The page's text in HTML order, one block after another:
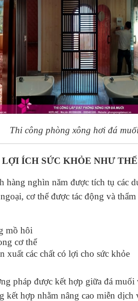
Thi công phòng xông hơi đá
ÍCH SỨC KHỎE NHƯ
hàng nghìn năm được tích tụ các
cơ thể được tác động và
mồ hôi
cơ thể
xuất các chất có lợi cho sức khỏe
pháp được kết hợp giữa đá muối
kết hợp nhằm nâng cao miễn dịch